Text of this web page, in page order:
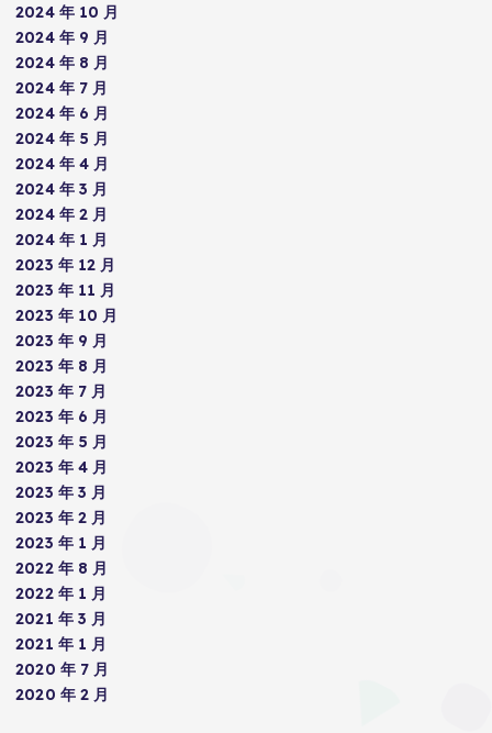
2024 年 10 月
2024 年 9 月
2024 年 8 月
2024 年 7 月
2024 年 6 月
2024 年 5 月
2024 年 4 月
2024 年 3 月
2024 年 2 月
2024 年 1 月
2023 年 12 月
2023 年 11 月
2023 年 10 月
2023 年 9 月
2023 年 8 月
2023 年 7 月
2023 年 6 月
2023 年 5 月
2023 年 4 月
2023 年 3 月
2023 年 2 月
2023 年 1 月
2022 年 8 月
2022 年 1 月
2021 年 3 月
2021 年 1 月
2020 年 7 月
2020 年 2 月